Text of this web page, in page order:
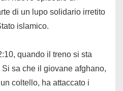
di un lupo solidario irretito
islamico.
quando il treno si sta
sa che il giovane afghano,
coltello, ha attaccato i